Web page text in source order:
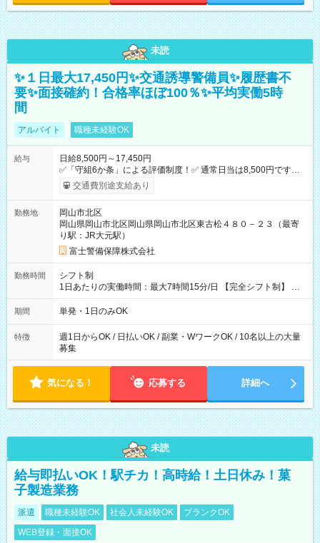
未読
✨１日最大17,450円✨交通誘導警備員✨履歴書不
要✨面接確約！合格率ほぼ100％✨平均実働5時
間
アルバイト 職種未経験OK
給与
日給8,500円～17,450円
✅「守組6か条」による評価制度！✅ 通常日当は8,500円ですが
上記評価制度により「S級隊員」と認定されれば10,000円の日当
を支給します。 (1)上記勤務者が交通2級資格者の場合10,000円
14,375円 (3)上記現場が日祝深夜の場合 17,250円 (4)上記勤務
者が現場までの運転者の場合17,250+200円＝17,450円 -----------
------------------------------- *最高日当額 17,450円* （実働時間5
時間の場合、時給3,490円） ------------------------------------------ よ
り上位の資格取得やリーダー手当を取得すると ”さらに”加算さ
れます！ ※日当支給時振込手数料等は一切ありません。 【試用
期間】試用期間なし
交通費別途支給あり
勤務地
岡山市北区
岡山県岡山市北区岡山県岡山市北区東古松４８０－２３（最寄
り駅：JR大元駅）
富士警備保障株式会社
勤務時間
シフト制
1日あたりの実働時間：最大7時間15分/日 【完全シフト制】 例
(1) 8：00~17:00（休憩１h） 例(2) 13:00~16:00（早上がりでも
全額支給！） 例(3) 21:00~5:00（夜勤なら日当1.25倍！！）
期間 単発・1日のみOK
特徴
週1日からOK / 日払いOK / 副業・WワークOK / 10名以上の大量
募集
気になる！ 応募する 詳細へ
未読
給与即払いOK！駅チカ！高時給！土日休み！菓
子製造業務
派遣 職種未経験OK 社会人未経験OK
ブランクOK
WEB登録・面接OK